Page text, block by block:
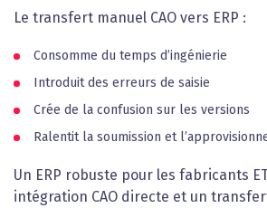
Le transfert manuel CAO vers ERP :
Consomme du temps d’ingénierie
Introduit des erreurs de saisie
Crée de la confusion sur les versions
Ralentit la soumission et
Un ERP robuste pour les fabricants
intégration CAO directe et un